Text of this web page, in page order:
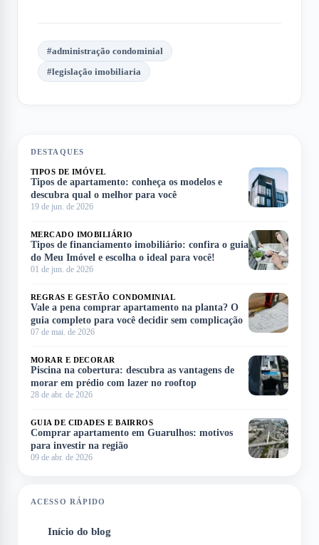
#administração condominial
#legislação imobiliaria
DESTAQUES
TIPOS DE IMÓVEL
Tipos de apartamento: conheça os modelos e
descubra qual o melhor para você
19 de jun. de 2026
MERCADO IMOBILIÁRIO
Tipos de financiamento imobiliário: confira o guia
do Meu Imóvel e escolha o ideal para você!
01 de jun. de 2026
REGRAS E GESTÃO CONDOMINIAL
Vale a pena comprar apartamento na planta? O
guia completo para você decidir sem complicação
07 de mai. de 2026
MORAR E DECORAR
Piscina na cobertura: descubra as vantagens de
morar em prédio com lazer no rooftop
28 de abr. de 2026
GUIA DE CIDADES E BAIRROS
Comprar apartamento em Guarulhos: motivos
para investir na região
09 de abr. de 2026
ACESSO RÁPIDO
Início do blog